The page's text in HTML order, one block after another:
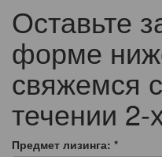
Оставьте
форме
свяжемся
течении 2-
Предмет лизинга: *